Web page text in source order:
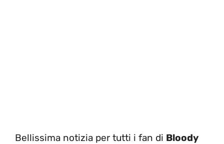
Bellissima notizia per tutti i fan di Bloody